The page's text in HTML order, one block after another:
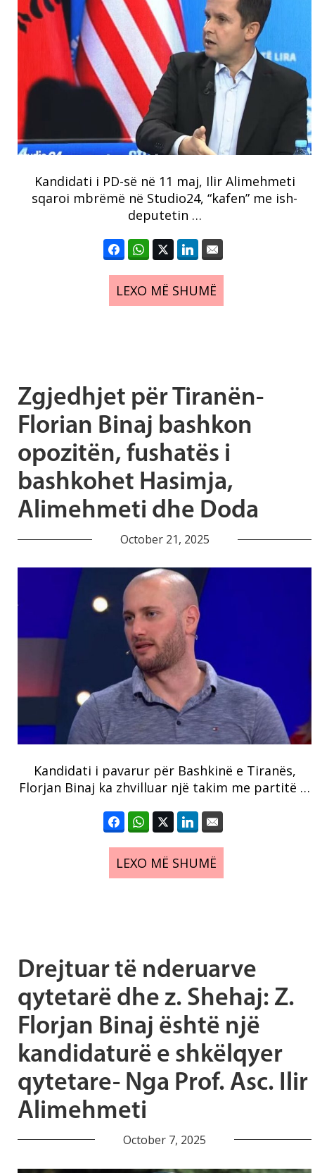
Kandidati i PD-së në 11 maj, Ilir Alimehmeti
sqaroi mbrëmë në Studio24, “kafen” me ish-
deputetin …
LEXO MË SHUMË
Zgjedhjet për Tiranën-
Florian Binaj bashkon
opozitën, fushatës i
bashkohet Hasimja,
Alimehmeti dhe Doda
October 21, 2025
Kandidati i pavarur për Bashkinë e Tiranës,
Florjan Binaj ka zhvilluar një takim me partitë …
LEXO MË SHUMË
Drejtuar të nderuarve
qytetarë dhe z. Shehaj: Z.
Florjan Binaj është një
kandidaturë e shkëlqyer
qytetare- Nga Prof. Asc. Ilir
Alimehmeti
October 7, 2025